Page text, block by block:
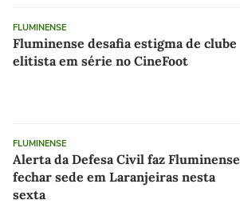
FLUMINENSE
Fluminense desafia estigma de clube
elitista em série no CineFoot
FLUMINENSE
Alerta da Defesa Civil faz Fluminense
fechar sede em Laranjeiras nesta
sexta